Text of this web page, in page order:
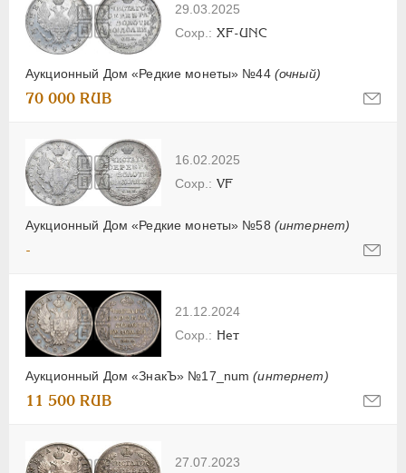
29.03.2025
Аукционный Дом «Редкие монеты» №44 (очный)
XF-UNC
70 000 RUB
16.02.2025
Аукционный Дом «Редкие монеты» №58 (интернет)
VF
-
21.12.2024
Аукционный Дом «ЗнакЪ» №17_num(интернет)
Нет
11 500 RUB
27.07.2023